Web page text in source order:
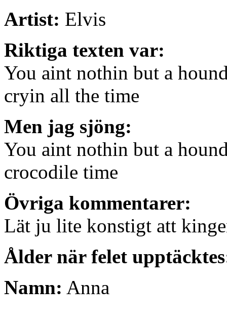
Artist: Elvis
Riktiga texten var:
You aint nothin but a
cryin all the time
Men jag sjöng:
You aint nothin but a
crocodile time
Övriga kommentarer:
Lät ju lite konstigt att
Ålder när felet
Namn: Anna